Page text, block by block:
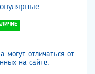
могут отличаться от
на сайте.